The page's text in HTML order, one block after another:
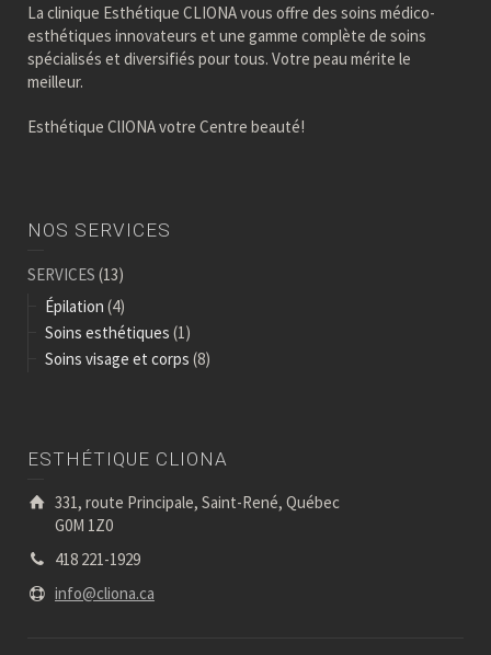
La clinique Esthétique CLIONA vous offre des soins médico-
esthétiques innovateurs et une gamme complète de soins
spécialisés et diversifiés pour tous. Votre peau mérite le
meilleur.
Esthétique ClIONA votre Centre beauté!
NOS SERVICES
SERVICES (13)
Épilation (4)
Soins esthétiques (1)
Soins visage et corps (8)
ESTHÉTIQUE CLIONA
331, route Principale, Saint-René, Québec
G0M 1Z0
418 221-1929
info@cliona.ca